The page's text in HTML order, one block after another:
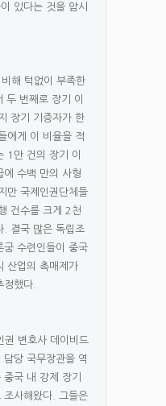
있다는 것을 암시
해 턱없이 부족한
두 번째로 장기 이
장기 기증자가 한
에게 이 비율을 적
1만 건의 장기 이
에 수백 만의 사형
만 국제인권단체들
건수를 크게 2천
. 결국 많은 독립조
궁 수련인들이 중국
산업의 촉매제가
했다.
변호사 데이비드
담당 국무장관을 역
국 내 강제 장기
조사해왔다. 그들은